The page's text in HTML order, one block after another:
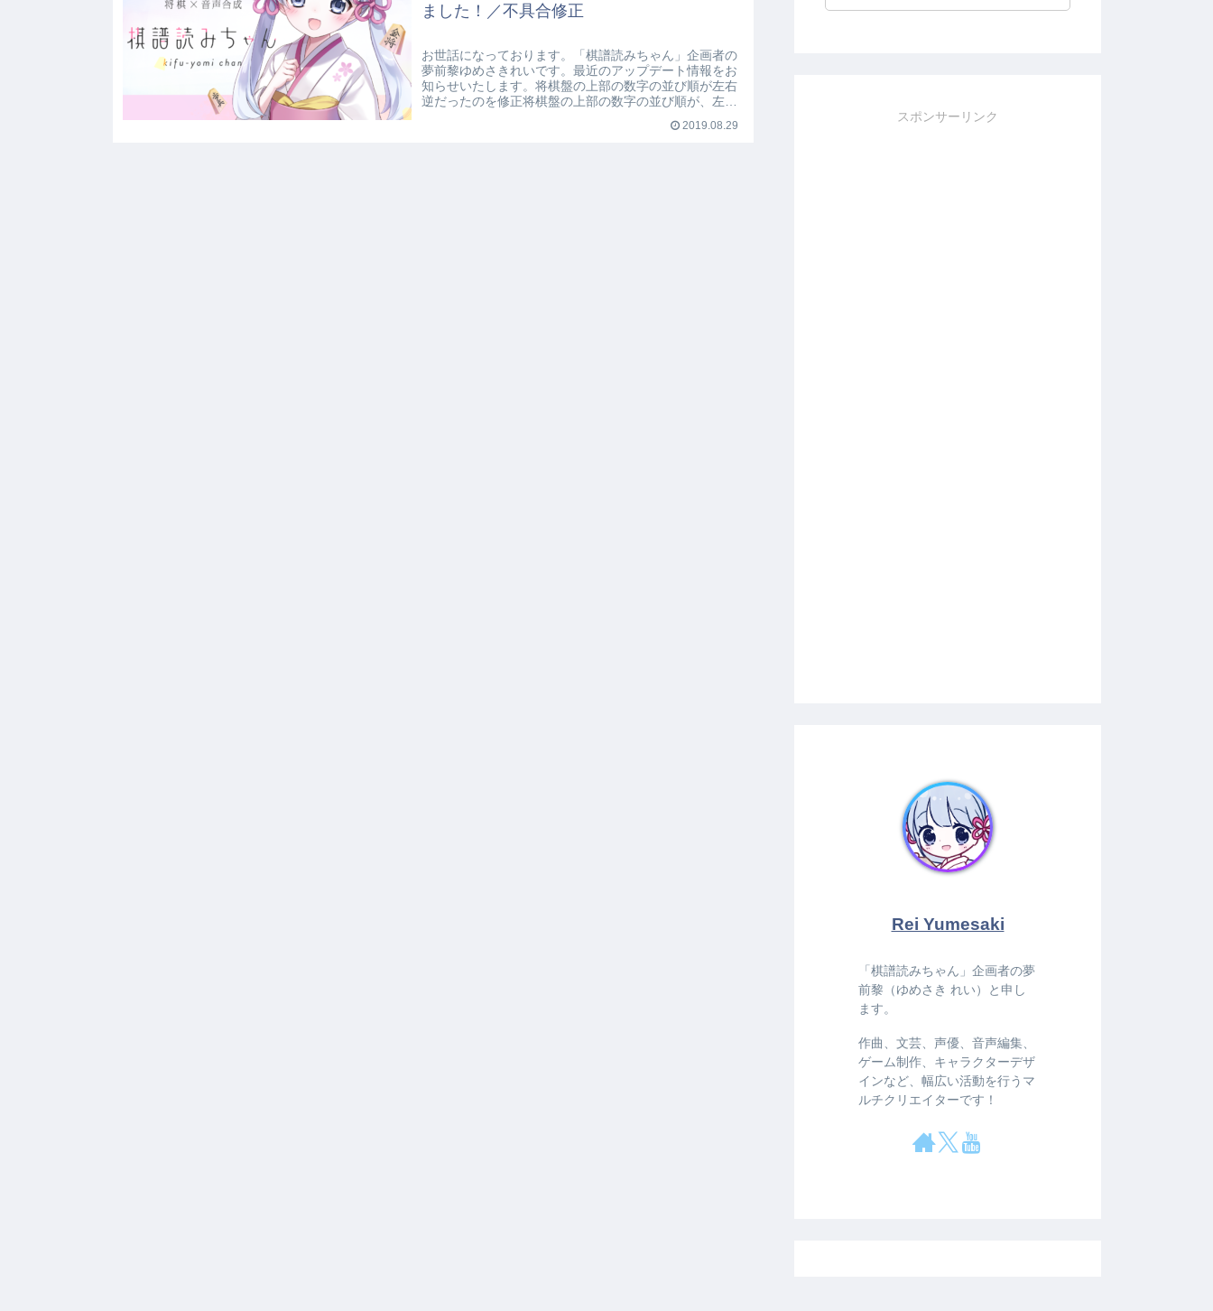
ました！／不具合修正
お世話になっております。「棋譜読みちゃん」企画者の
夢前黎ゆめさきれいです。最近のアップデート情報をお
知らせいたします。将棋盤の上部の数字の並び順が左右
逆だったのを修正将棋盤の上部の数字の並び順が、左右
2019.08.29
スポンサーリンク
Rei Yumesaki
「棋譜読みちゃん」企画者の夢
前黎（ゆめさき れい）と申し
ます。
作曲、文芸、声優、音声編集、
ゲーム制作、キャラクターデザ
インなど、幅広い活動を行うマ
ルチクリエイターです！